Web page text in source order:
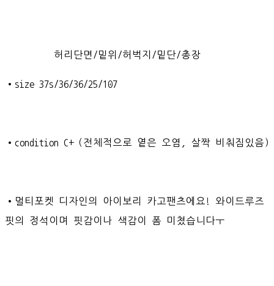
허리단면/밑위/허벅지/밑단/총장
•size 37s/36/36/25/107
•condition C+ (전체적으로 옅은 오염, 살짝 비춰짐있음)
•멀티포켓 디자인의 아이보리 카고팬츠에요! 와이드루즈
핏의 정석이며 핏감이나 색감이 폼 미쳤습니다ㅜ